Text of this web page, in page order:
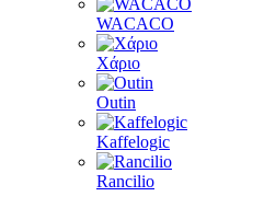
WACACO
Χάριο
Outin
Kaffelogic
Rancilio